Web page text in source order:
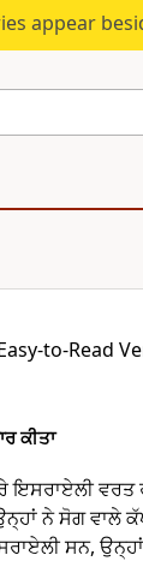
appear
to-Read
ਕੀਤਾ
ਇਸਰਾਏਲੀ
ਨੇ ਸੋਗ ਵਾਲੇ
ਸਨ,